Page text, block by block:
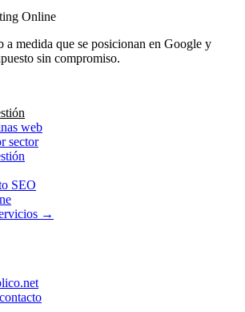
Online
a medida que se posicionan en Google y
sin compromiso.
web
sector
SEO
→